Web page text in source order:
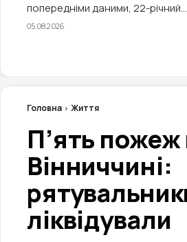
попередніми даними, 22-річний...
05.08.2026